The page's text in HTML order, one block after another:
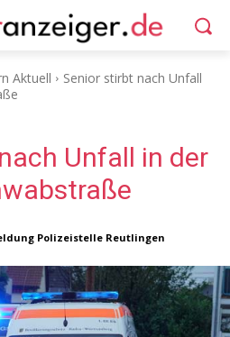
Aktuell
Senior stirbt nach Unfall
Unfall in der
Polizeistelle Reutlingen